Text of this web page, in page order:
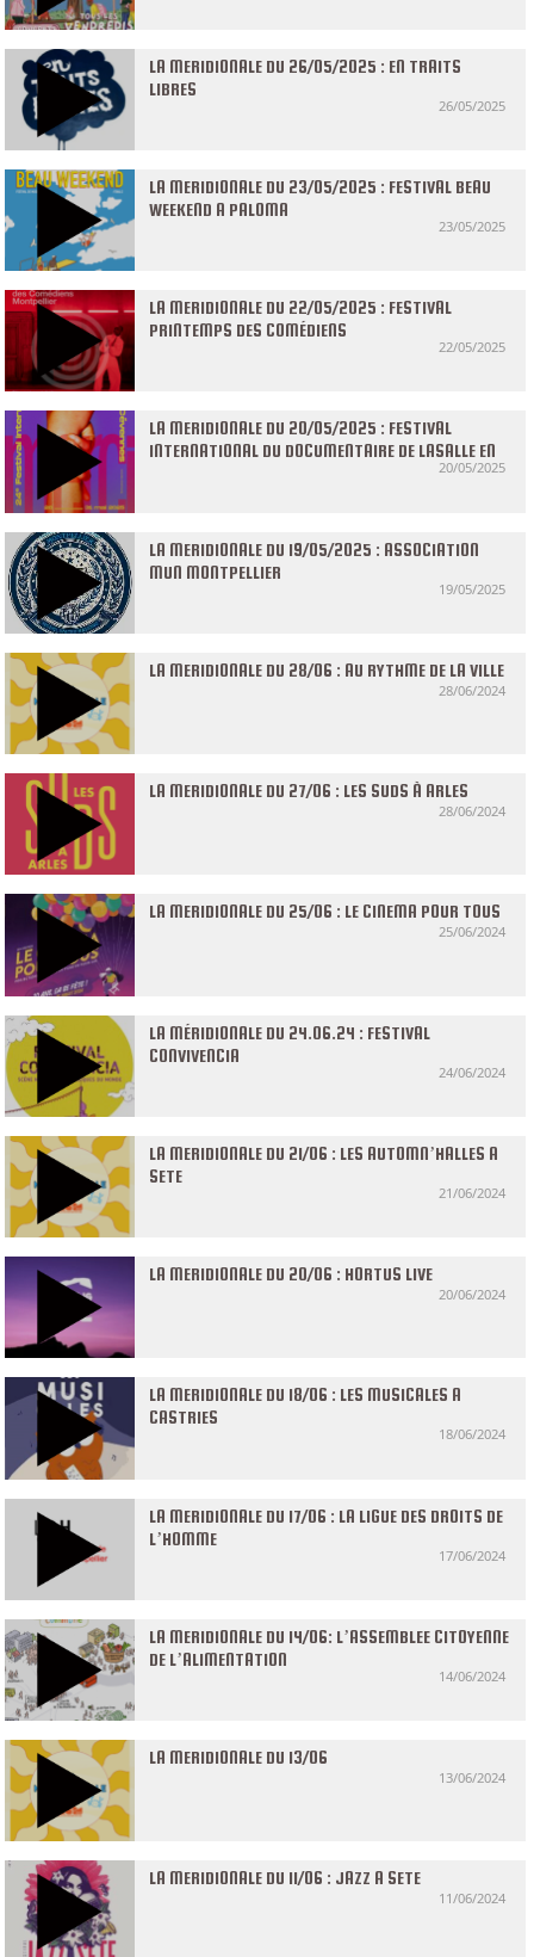
LA MERIDIONALE DU 26/05/2025 : EN TRAITS
LIBRES
26/05/2025
LA MERIDIONALE DU 23/05/2025 : FESTIVAL BEAU
WEEKEND A PALOMA
23/05/2025
LA MERIDIONALE DU 22/05/2025 : FESTIVAL
PRINTEMPS DES COMÉDIENS
22/05/2025
LA MERIDIONALE DU 20/05/2025 : FESTIVAL
INTERNATIONAL DU DOCUMENTAIRE DE LASALLE EN
20/05/2025
LA MERIDIONALE DU 19/05/2025 : ASSOCIATION
MUN MONTPELLIER
19/05/2025
LA MERIDIONALE DU 28/06 : AU RYTHME DE LA VILLE
28/06/2024
LA MERIDIONALE DU 27/06 : LES SUDS À ARLES
28/06/2024
LA MERIDIONALE DU 25/06 : LE CINEMA POUR TOUS
25/06/2024
LA MÉRIDIONALE DU 24.06.24 : FESTIVAL
CONVIVENCIA
24/06/2024
LA MERIDIONALE DU 21/06 : LES AUTOMN’HALLES A
SETE
21/06/2024
LA MERIDIONALE DU 20/06 : HORTUS LIVE
20/06/2024
LA MERIDIONALE DU 18/06 : LES MUSICALES A
CASTRIES
18/06/2024
LA MERIDIONALE DU 17/06 : LA LIGUE DES DROITS DE
L’HOMME
17/06/2024
LA MERIDIONALE DU 14/06: L’ASSEMBLEE CITOYENNE
DE L’ALIMENTATION
14/06/2024
LA MERIDIONALE DU 13/06
13/06/2024
LA MERIDIONALE DU 11/06 : JAZZ A SETE
11/06/2024